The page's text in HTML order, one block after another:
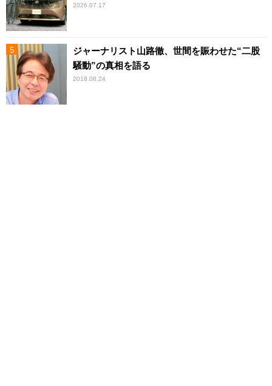
2026.07.17
ジャーナリスト山路徹、世間を賑わせた“二股
騒動”の真相を語る
2018.08.24